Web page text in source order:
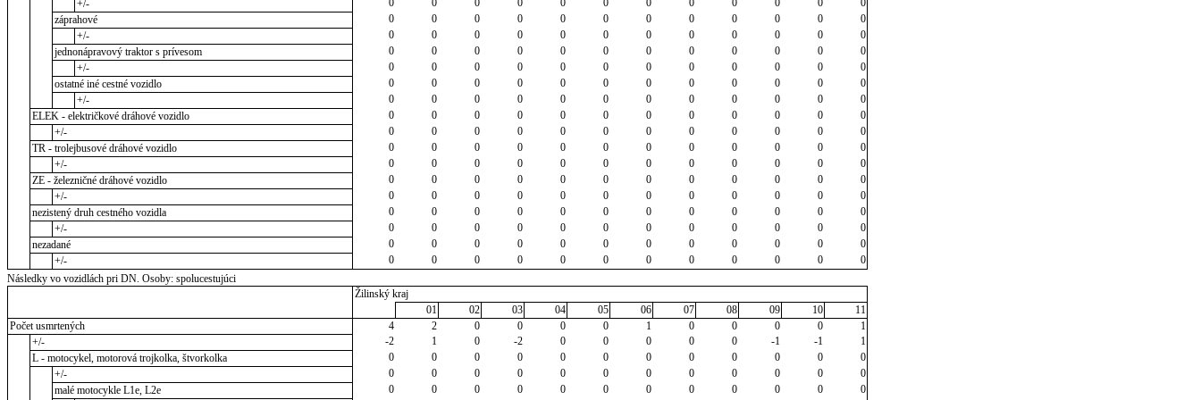
+/-
0 0 0 0 0 0 0 0 0 0 0
0
záprahové
0 0 0 0 0 0 0 0 0 0 0
0
+/-
0 0 0 0 0 0 0 0 0 0 0
0
jednonápravový traktor s prívesom
0 0 0 0 0 0 0 0 0 0 0
0
+/-
0 0 0 0 0 0 0 0 0 0 0
0
ostatné iné cestné vozidlo
0 0 0 0 0 0 0 0 0 0 0
0
+/-
0 0 0 0 0 0 0 0 0 0 0
0
ELEK - električkové dráhové vozidlo
0 0 0 0 0 0 0 0 0 0 0
0
+/-
0 0 0 0 0 0 0 0 0 0 0
0
TR - trolejbusové dráhové vozidlo
0 0 0 0 0 0 0 0 0 0 0
0
+/-
0 0 0 0 0 0 0 0 0 0 0
0
ZE - železničné dráhové vozidlo
0 0 0 0 0 0 0 0 0 0 0
0
+/-
0 0 0 0 0 0 0 0 0 0 0
0
nezistený druh cestného vozidla
0 0 0 0 0 0 0 0 0 0 0
0
+/-
0 0 0 0 0 0 0 0 0 0 0
0
nezadané
0 0 0 0 0 0 0 0 0 0 0
0
+/-
0 0 0 0 0 0 0 0 0 0 0
0
Následky vo vozidlách pri DN. Osoby: spolucestujúci
Žilinský kraj
01
02 03 04 05 06 07 08 09 10
11
Počet usmrtených
4 2 0 0 0 0 1 0 0 0 0
1
+/-
-2 1 0 -2 0 0 0 0 0 -1 -1
1
L - motocykel, motorová trojkolka, štvorkolka
0 0 0 0 0 0 0 0 0 0 0
0
+/-
0 0 0 0 0 0 0 0 0 0 0
0
malé motocykle L1e, L2e
0 0 0 0 0 0 0 0 0 0 0
0